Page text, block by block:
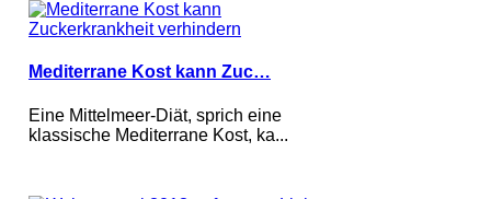
Mediterrane Kost kann Zuc…
Eine Mittelmeer-Diät, sprich eine
klassische Mediterrane Kost, ka...